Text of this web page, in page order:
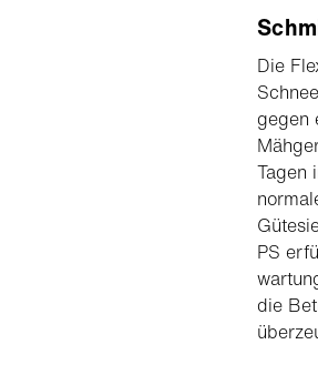
Die
gegen
Tagen
PS
die